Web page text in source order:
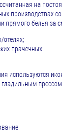
на
производствах
белья за
отелях;
прачечных.
используются